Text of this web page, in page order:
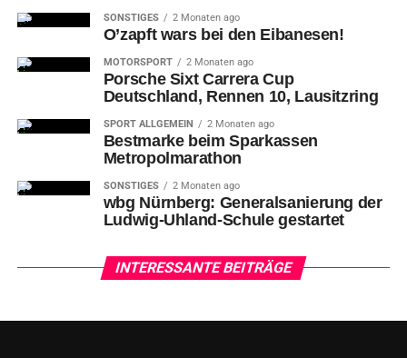
SONSTIGES 2 Monaten ago
O’zapft wars bei den Eibanesen!
MOTORSPORT 2 Monaten ago
Porsche Sixt Carrera Cup
Deutschland, Rennen 10, Lausitzring
SPORT ALLGEMEIN 2 Monaten ago
Bestmarke beim Sparkassen
Metropolmarathon
SONSTIGES 2 Monaten ago
wbg Nürnberg: Generalsanierung der
Ludwig-Uhland-Schule gestartet
INTERESSANTE BEITRÄGE